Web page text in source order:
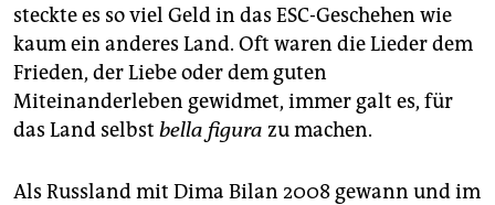
steckte es so viel Geld in das ESC-Geschehen wie
kaum ein anderes Land. Oft waren die Lieder dem
Frieden, der Liebe oder dem guten
Miteinanderleben gewidmet, immer galt es, für
das Land selbst bella figura zu machen.
Als Russland mit Dima Bilan 2008 gewann und im